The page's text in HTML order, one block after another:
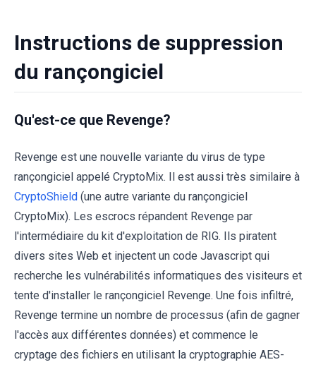
Instructions de suppression
du rançongiciel
Qu'est-ce que Revenge?
Revenge est une nouvelle variante du virus de type
rançongiciel appelé CryptoMix. Il est aussi très similaire à
CryptoShield (une autre variante du rançongiciel
CryptoMix). Les escrocs répandent Revenge par
l'intermédiaire du kit d'exploitation de RIG. Ils piratent
divers sites Web et injectent un code Javascript qui
recherche les vulnérabilités informatiques des visiteurs et
tente d'installer le rançongiciel Revenge. Une fois infiltré,
Revenge termine un nombre de processus (afin de gagner
l'accès aux différentes données) et commence le
cryptage des fichiers en utilisant la cryptographie AES-